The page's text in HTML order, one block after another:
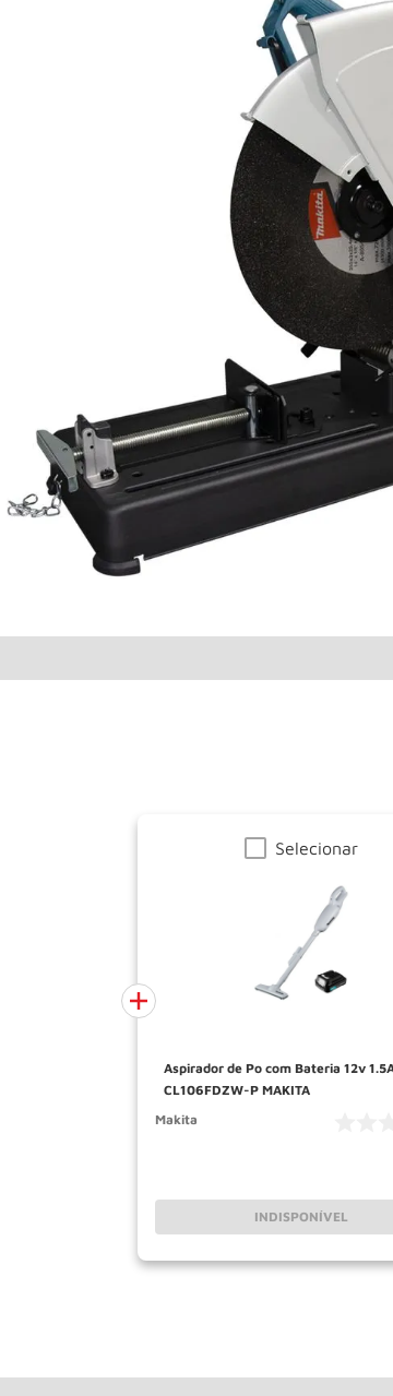
Selecionar
Aspirador de Po com Bateria 12v
CL106FDZW-P MAKITA
Makita
INDISPONÍVEL